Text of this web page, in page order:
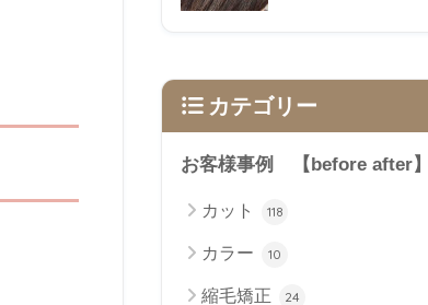
カテゴリー
お客様事例 【before after】
カット 118
カラー 10
縮毛矯正 24